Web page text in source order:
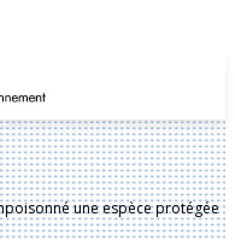
une espèce protégée